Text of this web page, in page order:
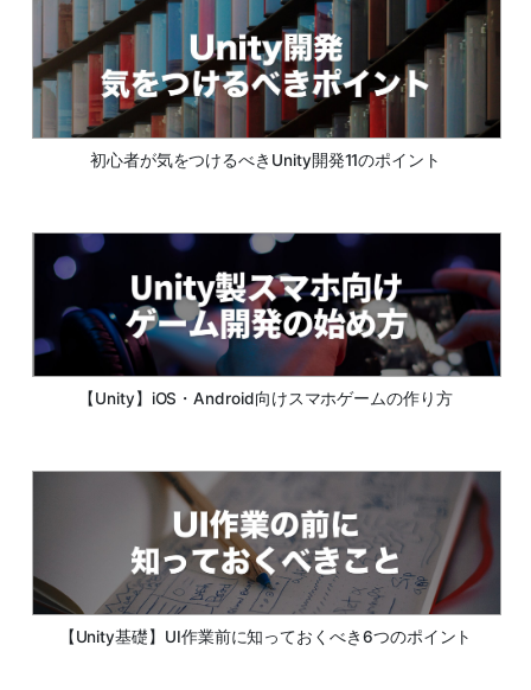
初心者が気をつけるべきUnity開発11のポイント
【Unity】iOS・Android向けスマホゲームの作り方
【Unity基礎】UI作業前に知っておくべき6つのポイント